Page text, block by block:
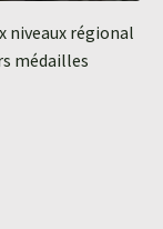
niveaux régional
médailles